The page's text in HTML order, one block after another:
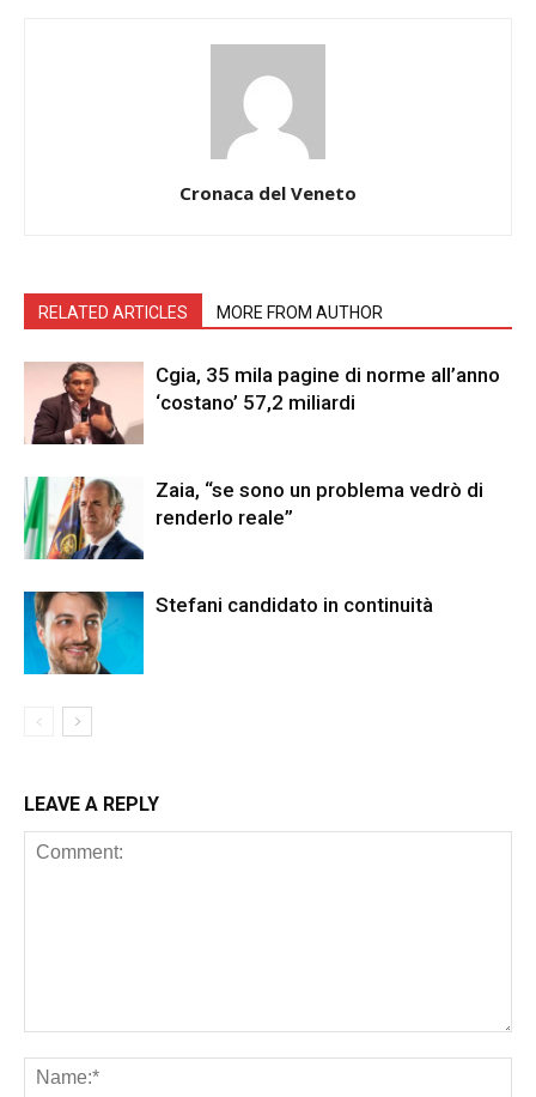
Cronaca del Veneto
RELATED ARTICLES MORE FROM AUTHOR
Cgia, 35 mila pagine di norme all’anno
‘costano’ 57,2 miliardi
Zaia, “se sono un problema vedrò di
renderlo reale”
Stefani candidato in continuità
LEAVE A REPLY